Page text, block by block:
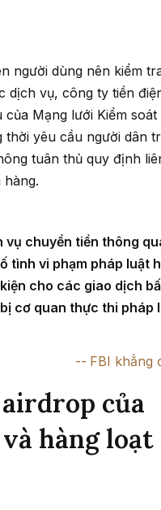
người dùng nên kiểm
dịch vụ, công ty tiền
Mạng lưới Kiểm soát
yêu cầu người dân
tuân thủ quy định
hàng.
vụ chuyển tiền thông
tình vi phạm pháp luật
cho các giao dịch
cơ quan thực thi pháp
FBI khẳng
của
hàng loạt